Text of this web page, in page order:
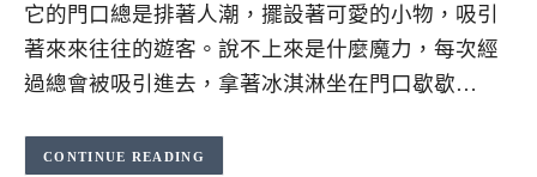
它的門口總是排著人潮，擺設著可愛的小物，吸引
著來來往往的遊客。說不上來是什麼魔力，每次經
過總會被吸引進去，拿著冰淇淋坐在門口歇歇…
CONTINUE READING